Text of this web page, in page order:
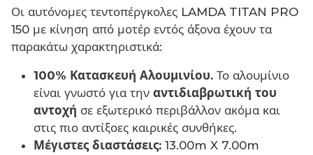
Οι αυτόνομες τεντοπέργκολες LAMDA TITAN PRO
150 με κίνηση από μοτέρ εντός άξονα έχουν τα
παρακάτω χαρακτηριστικά:
100% Κατασκευή Αλουμινίου. Το αλουμίνιο
είναι γνωστό για την αντιδιαβρωτική του
αντοχή σε εξωτερικό περιβάλλον ακόμα και
στις πιο αντίξοες καιρικές συνθήκες.
Μέγιστες διαστάσεις: 13.00m X 7.00m